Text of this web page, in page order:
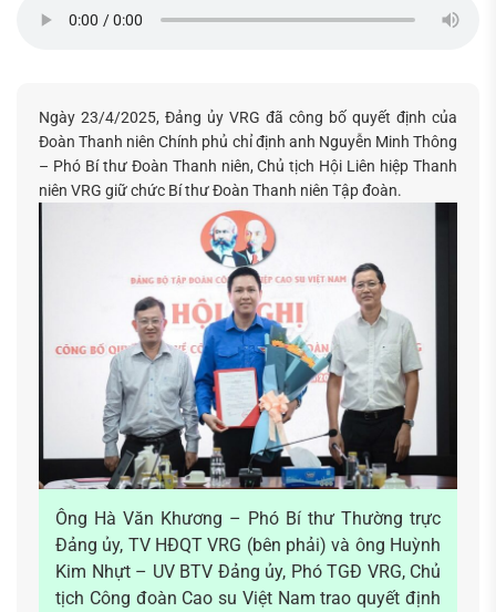
Ngày 23/4/2025, Đảng ủy VRG đã công bố quyết định của
Đoàn Thanh niên Chính phủ chỉ định anh Nguyễn Minh Thông
– Phó Bí thư Đoàn Thanh niên, Chủ tịch Hội Liên hiệp Thanh
niên VRG giữ chức Bí thư Đoàn Thanh niên Tập đoàn.
Ông Hà Văn Khương – Phó Bí thư Thường trực
Đảng ủy, TV HĐQT VRG (bên phải) và ông Huỳnh
Kim Nhựt – UV BTV Đảng ủy, Phó TGĐ VRG, Chủ
tịch Công đoàn Cao su Việt Nam trao quyết định
Tìm
kiếm...